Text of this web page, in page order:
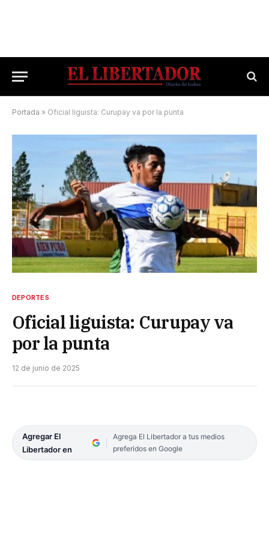
Portada » Oficial liguista: Curupay va por la punta
DEPORTES
Oficial liguista: Curupay va
por la punta
12 de junio de 2025
Agregar El
Libertador en
Agrega El Libertador a tus medios
preferidos en Google